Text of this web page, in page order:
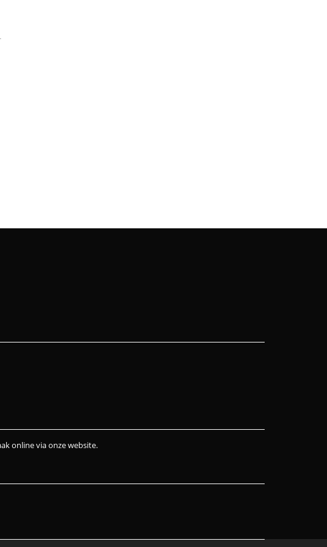
online via onze website.